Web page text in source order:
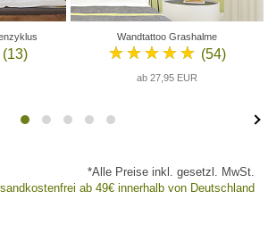
(13)
Wandtattoo Grashalme
★★★★★ (54)
ab 27,95 EUR
*Alle Preise inkl. gesetzl. MwSt.
ab 49€ innerhalb von Deutschland